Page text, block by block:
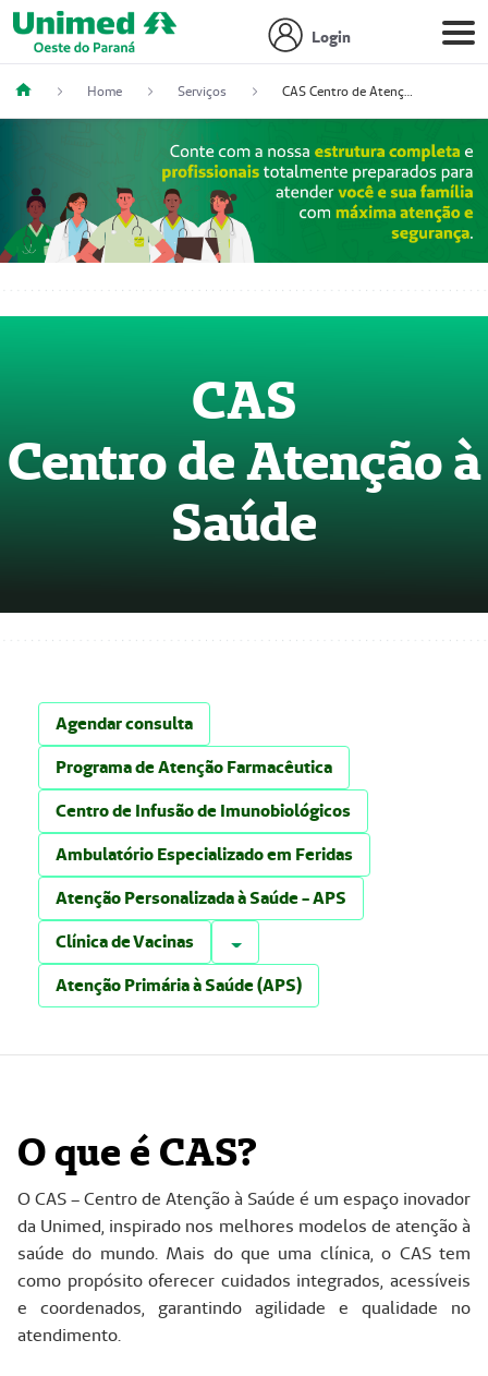
Login
Home Serviços CAS Centro de Atenção à Saúde
CAS
Centro de Atenção à
Saúde
Agendar consulta
Programa de Atenção Farmacêutica
Centro de Infusão de Imunobiológicos
Ambulatório Especializado em Feridas
Atenção Personalizada à Saúde - APS
Clínica de Vacinas
Alternar
Atenção Primária à Saúde (APS)
O que é CAS?
O CAS – Centro de Atenção à Saúde é um espaço inovador
da Unimed, inspirado nos melhores modelos de atenção à
saúde do mundo. Mais do que uma clínica, o CAS tem
como propósito oferecer cuidados integrados, acessíveis
e coordenados, garantindo agilidade e qualidade no
atendimento.